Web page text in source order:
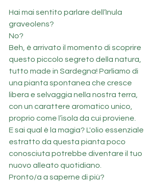
Hai mai sentito parlare dell’Inula
graveolens?
No?
Beh, è arrivato il momento di scoprire
questo piccolo segreto della natura,
tutto made in Sardegna! Parliamo di
una pianta spontanea che cresce
libera e selvaggia nella nostra terra,
con un carattere aromatico unico,
proprio come l’isola da cui proviene.
E sai qual è la magia? L'olio essenziale
estratto da questa pianta poco
conosciuta potrebbe diventare il tuo
nuovo alleato quotidiano.
Pronto/a a saperne di più?